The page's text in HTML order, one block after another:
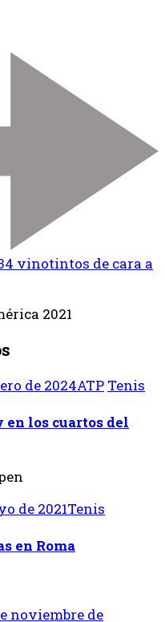
vinotintos de cara a
de 2024ATP Tenis
en los cuartos del
de 2021Tenis
en Roma
noviembre de